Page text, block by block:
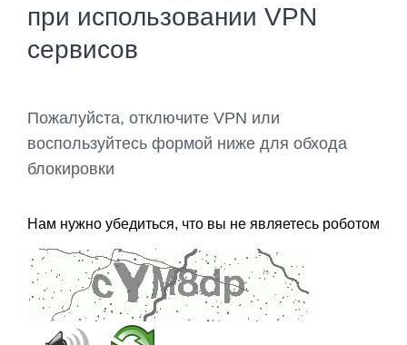
при использовании VPN
сервисов
Пожалуйста, отключите VPN или
воспользуйтесь формой ниже для обхода
блокировки
Нам нужно убедиться, что вы не являетесь роботом